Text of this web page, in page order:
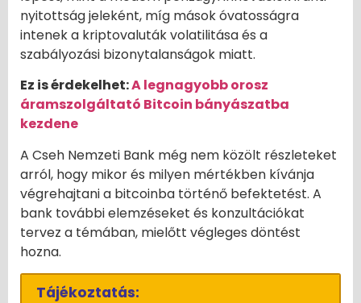
nyitottság jeleként, míg mások óvatosságra
intenek a kriptovaluták volatilitása és a
szabályozási bizonytalanságok miatt.
Ez is érdekelhet:A legnagyobb orosz
áramszolgáltató Bitcoin bányászatba
kezdene
A Cseh Nemzeti Bank még nem közölt részleteket
arról, hogy mikor és milyen mértékben kívánja
végrehajtani a bitcoinba történő befektetést. A
bank további elemzéseket és konzultációkat
tervez a témában, mielőtt végleges döntést
hozna.
Tájékoztatás: